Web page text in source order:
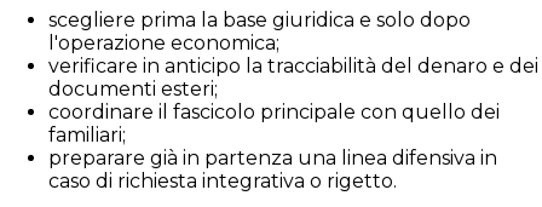
scegliere prima la base giuridica e solo dopo
l'operazione economica;
verificare in anticipo la tracciabilità del denaro e dei
documenti esteri;
coordinare il fascicolo principale con quello dei
familiari;
preparare già in partenza una linea difensiva in
caso di richiesta integrativa o rigetto.